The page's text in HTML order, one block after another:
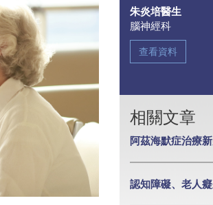
朱炎培醫生
腦神經科
查看資料
相關文章
阿茲海默症治療
認知障礙、老人